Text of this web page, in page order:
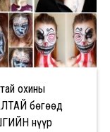
охины
бөгөөд
нүүр